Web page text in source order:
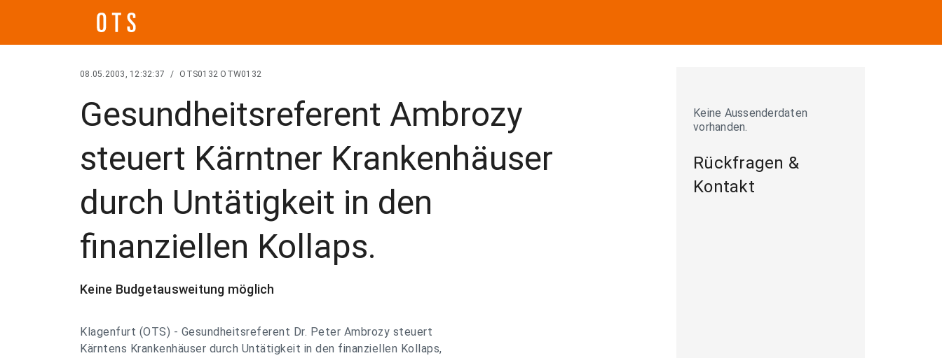
08.05.2003, 12:32:37 / OTS0132 OTW0132
Gesundheitsreferent Ambrozy
steuert Kärntner Krankenhäuser
durch Untätigkeit in den
finanziellen Kollaps.
Keine Budgetausweitung möglich
Klagenfurt (OTS) - Gesundheitsreferent Dr. Peter Ambrozy steuert
Kärntens Krankenhäuser durch Untätigkeit in den finanziellen Kollaps,
Keine Aussenderdaten
vorhanden.
Rückfragen &
Kontakt